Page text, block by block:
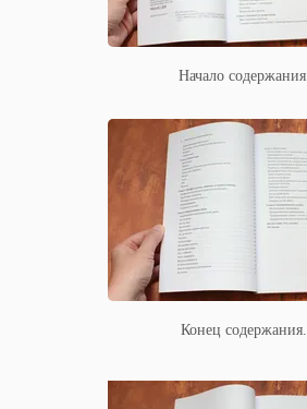
Начало содержания.
Конец содержания.